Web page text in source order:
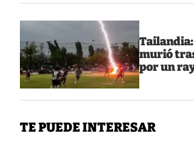
murió
por un
TE PUEDE INTERESAR